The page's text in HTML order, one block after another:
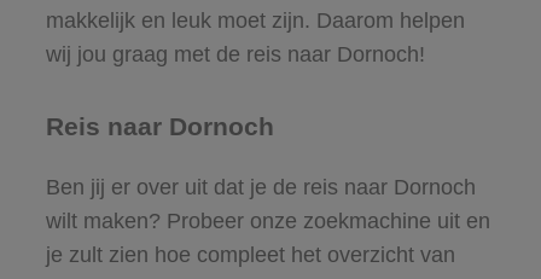
makkelijk en leuk moet zijn. Daarom helpen
wij jou graag met de reis naar Dornoch!
Reis naar Dornoch
Ben jij er over uit dat je de reis naar Dornoch
wilt maken? Probeer onze zoekmachine uit en
je zult zien hoe compleet het overzicht van